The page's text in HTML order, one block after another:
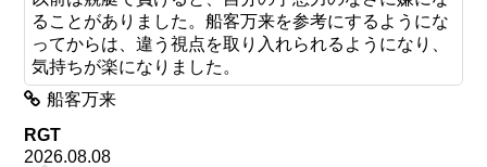
ることがありました。船客万来を参考にするようにな
ってからは、違う視点を取り入れられるようになり、
気持ちが楽になりました。
船客万来
RGT
2026.08.08